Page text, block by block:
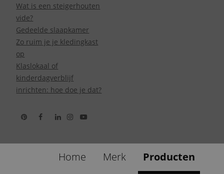
Wat is een steigerhouten
vide?
Gedeelde slaapkamer
Zo ruim je je kledingkast
op
Klaslokaal of
kinderdagverblijf
inrichten: hoe doe je dat?
Home Merk Producten